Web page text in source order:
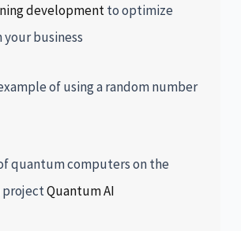
developmentto optimize
your business
of using a random number
quantum computers on the
projectQuantum AI